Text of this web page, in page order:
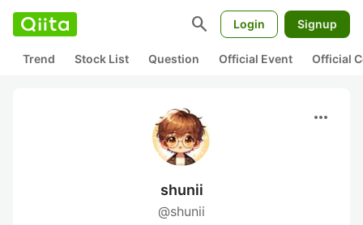
search Login Signup
Trend Stock List Question Official Event Official
more_horiz
shunii
@shunii